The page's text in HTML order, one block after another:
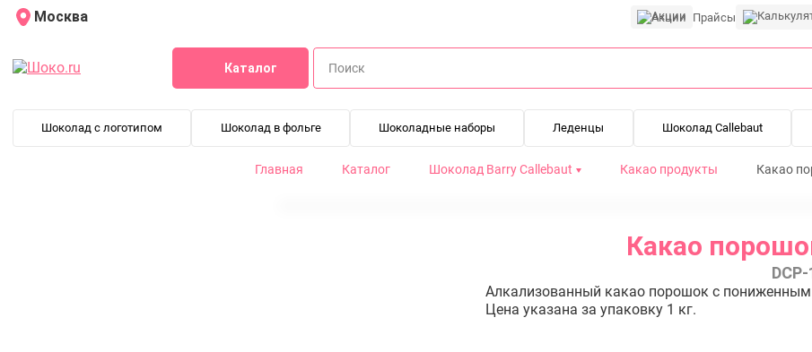
Москва Акции Прайсы
Каталог
Шоколад с логотипом Шоколад в фольге Шоколадные наборы Леденцы Шоколад Callebaut
Главная Каталог Шоколад Barry Callebaut Какао продукты Какао
Какао
Алкализованный какао порошок c
Цена указана за упаковку 1 кг.